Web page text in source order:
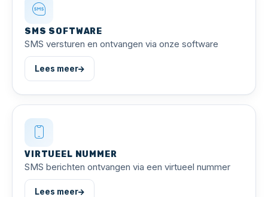
SMS SOFTWARE
SMS versturen en ontvangen via onze software
Lees meer
VIRTUEEL NUMMER
SMS berichten ontvangen via een virtueel nummer
Lees meer